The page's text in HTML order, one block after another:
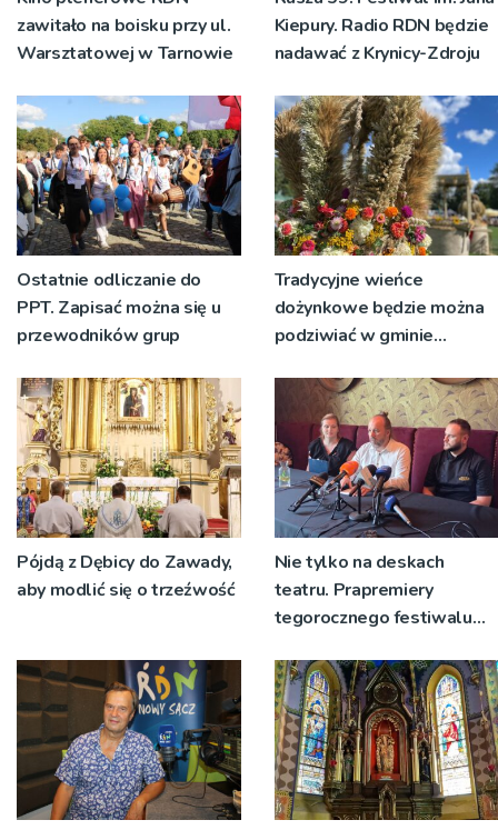
zawitało na boisku przy ul.
Warsztatowej w Tarnowie
Kiepury. Radio RDN będzie
nadawać z Krynicy-Zdroju
Ostatnie odliczanie do
PPT. Zapisać można się u
przewodników grup
Tradycyjne wieńce
dożynkowe będzie można
podziwiać w gminie
Pójdą z Dębicy do Zawady,
aby modlić się o trzeźwość
Nie tylko na deskach
teatru. Prapremiery
tegorocznego festiwalu
niecodziennych
okolicznościach